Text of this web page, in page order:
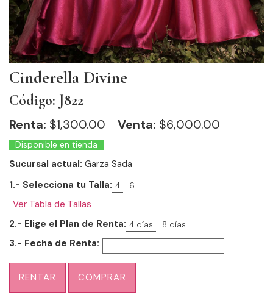
Cinderella Divine
Código: J822
Renta: $1,300.00 Venta: $6,000.00
Disponible en tienda
Sucursal actual: Garza Sada
1.- Selecciona tu Talla: 4 6
Ver Tabla de Tallas
2.- Elige el Plan de Renta: 4 días 8 días
3.- Fecha de Renta:
RENTAR COMPRAR